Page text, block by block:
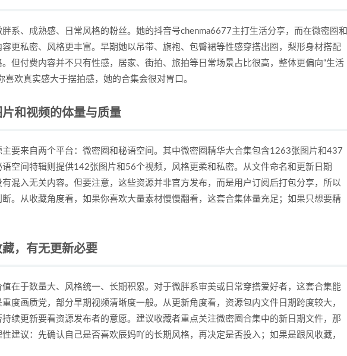
系、成熟感、日常风格的粉丝。她的抖音号chenma6677主打生活分享，而在微密圈和
更私密、风格更丰富。早期她以吊带、旗袍、包臀裙等性感穿搭出圈，梨形身材搭配
但付费内容并不只有性感，居家、街拍、旅拍等日常场景占比很高，整体更偏向“生活
喜欢真实感大于摆拍感，她的合集会很对胃口。
和视频的体量与质量
主要来自两个平台：微密圈和秘语空间。其中微密圈精华大合集包含1263张图片和437
空间特辑则提供142张图片和56个视频，风格更柔和私密。从文件命名和更新日期
混入无关内容。但要注意，这些资源并非官方发布，而是用户订阅后打包分享，所以
。从收藏角度看，如果你喜欢大量素材慢慢翻看，这套合集体量充足；如果只想要精
，有无更新必要
在于数量大、风格统一、长期积累。对于微胖系审美或日常穿搭爱好者，这套合集能
度画质党，部分早期视频清晰度一般。从更新角度看，资源包内文件日期跨度较大，
续更新要看资源发布者的意愿。建议收藏者重点关注微密圈合集中的新日期文件，那
建议：先确认自己是否喜欢辰妈吖的长期风格，再决定是否投入；如果是跟风收藏，